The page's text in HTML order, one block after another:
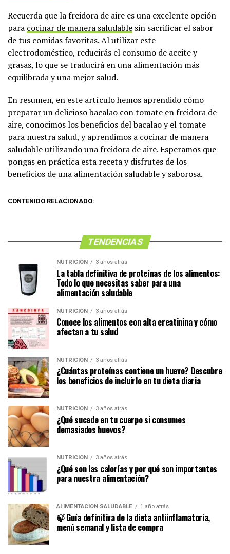
Recuerda que la freidora de aire es una excelente opción
para cocinar de manera saludable sin sacrificar el sabor
de tus comidas favoritas. Al utilizar este
electrodoméstico, reducirás el consumo de aceite y
grasas, lo que se traducirá en una alimentación más
equilibrada y una mejor salud.
En resumen, en este artículo hemos aprendido cómo
preparar un delicioso bacalao con tomate en freidora de
aire, conocimos los beneficios del bacalao y el tomate
para nuestra salud, y aprendimos a cocinar de manera
saludable utilizando una freidora de aire. Esperamos que
pongas en práctica esta receta y disfrutes de los
beneficios de una alimentación saludable y saborosa.
CONTENIDO RELACIONADO:
TENDENCIAS
NUTRICIÓN 3 años atrás
La tabla definitiva de proteínas de los alimentos:
Todo lo que necesitas saber para una
alimentación saludable
NUTRICIÓN 3 años atrás
Conoce los alimentos con alta creatinina y cómo
afectan a tu salud
NUTRICIÓN 3 años atrás
¿Cuántas proteínas contiene un huevo? Descubre
los beneficios de incluirlo en tu dieta diaria
NUTRICIÓN 3 años atrás
¿Qué sucede en tu cuerpo si consumes
demasiados huevos?
NUTRICIÓN 3 años atrás
¿Qué son las calorías y por qué son importantes
para nuestra alimentación?
ALIMENTACIÓN SALUDABLE 1 año atrás
🍃 Guía definitiva de la dieta antiinflamatoria,
menú semanal y lista de compra